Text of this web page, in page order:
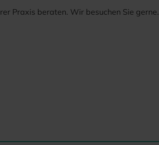
Praxis beraten. Wir besuchen Sie gerne.